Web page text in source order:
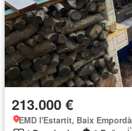
213.000 €
EMD l'Estartit, Baix Empordà